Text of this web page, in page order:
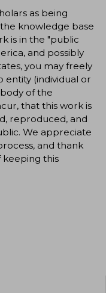
as being
knowledge base
is in the "public
and possibly
you may freely
entity (individual or
of the
that this work is
reproduced, and
We appreciate
and thank
this